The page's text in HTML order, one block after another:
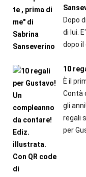
Dopo
di lui.
dopo
10
È il
Contà
gli
regali
per